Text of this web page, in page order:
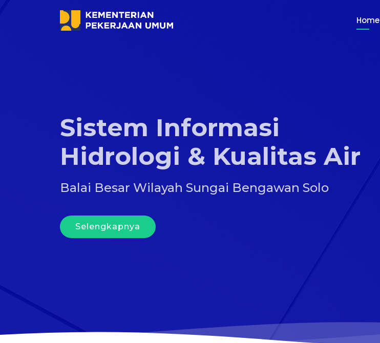
Home
Sistem Informasi
Hidrologi & Kualitas Air
Balai Besar Wilayah Sungai Bengawan Solo
Selengkapnya